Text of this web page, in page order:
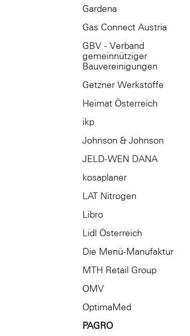
Gardena
Gas Connect Austria
GBV - Verband
gemeinnütziger
Bauvereinigungen
Getzner Werkstoffe
Heimat Österreich
ikp
Johnson & Johnson
JELD-WEN DANA
kosaplaner
LAT Nitrogen
Libro
Lidl Österreich
Die Menü-Manufaktur
MTH Retail Group
OMV
OptimaMed
PAGRO